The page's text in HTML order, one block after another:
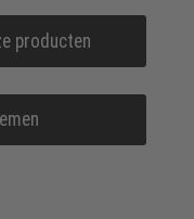
producten